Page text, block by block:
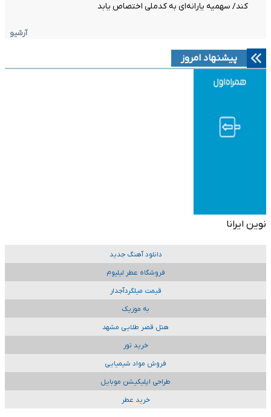
کند/ سهمیه یارانه‌ای به کدملی اختصاص یابد
آرشیو
پیشنهاد امروز
نوین ایرانا
دانلود آهنگ جدید
فروشگاه عطر لیلیوم
قیمت میلگردآجدار
به موزیک
هتل قصر طلایی مشهد
خرید تور
فروش مواد شیمیایی
طراحی اپلیکیشن موبایل
خرید عطر